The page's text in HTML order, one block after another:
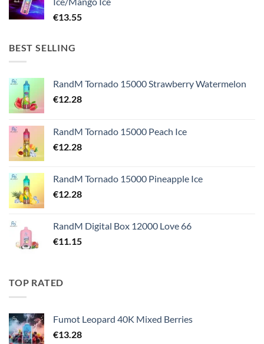
€13.55
BEST SELLING
RandM Tornado 15000 Strawberry Watermelon
€12.28
RandM Tornado 15000 Peach Ice
€12.28
RandM Tornado 15000 Pineapple Ice
€12.28
RandM Digital Box 12000 Love 66
€11.15
TOP RATED
Fumot Leopard 40K Mixed Berries
€13.28